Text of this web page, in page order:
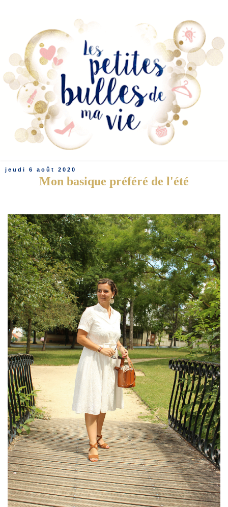
jeudi 6 août 2020
Mon basique préféré de l'été